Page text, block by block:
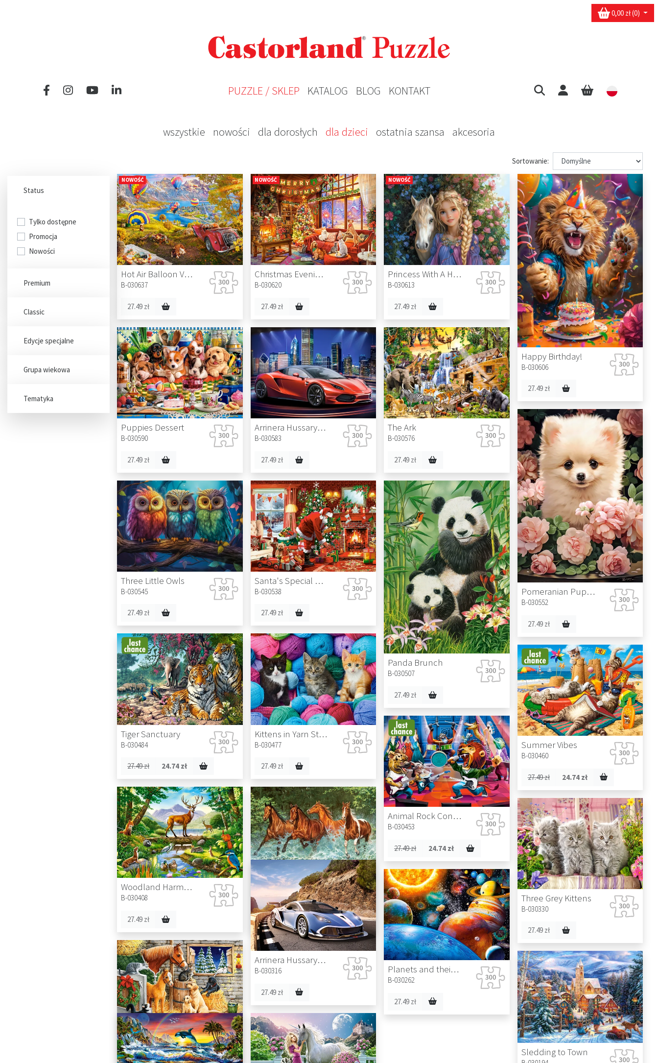
0,00 zł (0)
PUZZLE / SKLEP KATALOG BLOG KONTAKT
wszystkie nowości dla dorosłych dla dzieci ostatnia szansa akcesoria
Status
Tylko dostępne
Promocja
Nowości
Premium
Classic
Edycje specjalne
Grupa wiekowa
Tematyka
Sortowanie:
NOWOŚĆ
Hot Air Balloon Valley
B-030637
27.49 zł
NOWOŚĆ
Christmas Evening With Pets
B-030620
27.49 zł
NOWOŚĆ
Princess With A Horse
B-030613
27.49 zł
Happy Birthday!
B-030606
27.49 zł
Puppies Dessert
B-030590
27.49 zł
Arrinera Hussarya 33
B-030583
27.49 zł
The Ark
B-030576
27.49 zł
Pomeranian Puppy in Roses
B-030552
27.49 zł
Three Little Owls
B-030545
27.49 zł
Santa's Special Delivery
B-030538
27.49 zł
Panda Brunch
B-030507
27.49 zł
Tiger Sanctuary
B-030484
27.49 zł 24.74 zł
Kittens in Yarn Store
B-030477
27.49 zł
Summer Vibes
B-030460
27.49 zł 24.74 zł
Animal Rock Concert
B-030453
27.49 zł 24.74 zł
Woodland Harmony
B-030408
27.49 zł
Cascade Run
B-030361
27.49 zł
Three Grey Kittens
B-030330
27.49 zł
Arrinera Hussarya GT
B-030316
27.49 zł
Planets and their Moons
B-030262
27.49 zł
Gathering Friends
B-030255 Sledding to Town